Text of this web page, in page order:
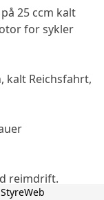
25 ccm kalt
for sykler
kalt Reichsfahrt,
reimdrift.
StyreWeb